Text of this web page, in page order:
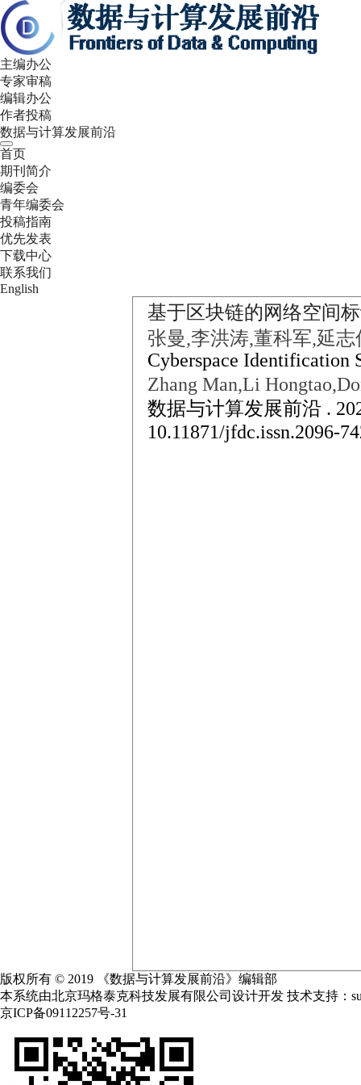
主编办公
专家审稿
编辑办公
作者投稿
数据与计算发展前沿
首页
期刊简介
编委会
青年编委会
投稿指南
优先发表
下载中心
联系我们
English
基于区块链的网络空间
张曼,李洪涛,董科军,延志
Cyberspace Identification
Zhang Man,Li
数据与计算发展前沿 .
10.11871/jfdc.issn.2096-
版权所有 © 2019 《数据与计算发展前沿》编辑部
本系统由北京玛格泰克科技发展有限公司设计开发 技术支持：
京ICP备09112257号-31